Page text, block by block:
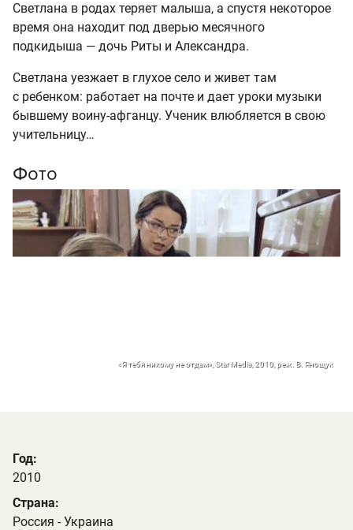
Светлана в родах теряет малыша, а спустя некоторое
время она находит под дверью месячного
подкидыша — дочь Риты и Александра.
Светлана уезжает в глухое село и живет там
с ребенком: работает на почте и дает уроки музыки
бывшему воину-афганцу. Ученик влюбляется в свою
учительницу…
Фото
«Я тебя никому не отдам», Star Media, 2010, реж. В. Янощук
Год:
2010
Страна:
Россия - Украина